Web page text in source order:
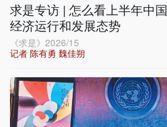
求是专访 | 怎么看上半年中国
经济运行和发展态势
《求是》2026/15
记者 陈有勇 魏佳朔